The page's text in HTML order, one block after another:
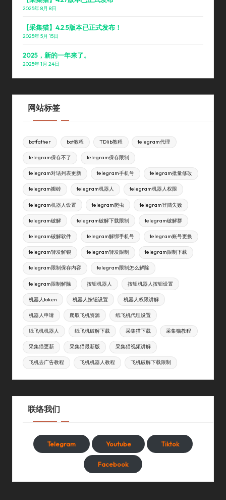
2025年 8月 8日
【采集猫】4.2.5版本已正式发布！
2025年 5月 15日
2025，新的一年来了。
2025年 1月 24日
网站标签
botfather bot教程 TDlib教程 telegram代理
telegram保存不了 telegram保存限制
telegram对话列表更新 telegram手机号 telegram批量修改
telegram搬砖 telegram机器人 telegram机器人权限
telegram机器人设置 telegram爬虫 telegram登陆失败
telegram破解 telegram破解下载限制 telegram破解群
telegram破解软件 telegram解绑手机号 telegram账号更换
telegram转发解锁 telegram转发限制 telegram限制下载
telegram限制保存内容 telegram限制怎么解除
telegram限制解除 按钮机器人 按钮机器人按钮设置
机器人token 机器人按钮设置 机器人权限讲解
机器人申请 爬取飞机资源 纸飞机代理设置
纸飞机机器人 纸飞机破解下载 采集猫下载 采集猫教程
采集猫更新 采集猫最新版 采集猫视频讲解
飞机去广告教程 飞机机器人教程 飞机破解下载限制
联络我们
Telegram Youtube Tiktok
Facebook